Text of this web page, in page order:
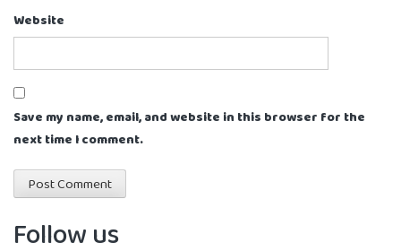
Website
Save my name, email, and website in this browser for the
next time I comment.
Follow us